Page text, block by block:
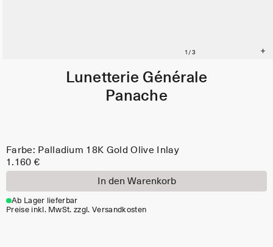
Lunetterie Générale
Panache
Farbe: Palladium 18K Gold Olive Inlay
1.160 €
In den Warenkorb
Ab Lager lieferbar
Preise inkl. MwSt. zzgl. Versandkosten